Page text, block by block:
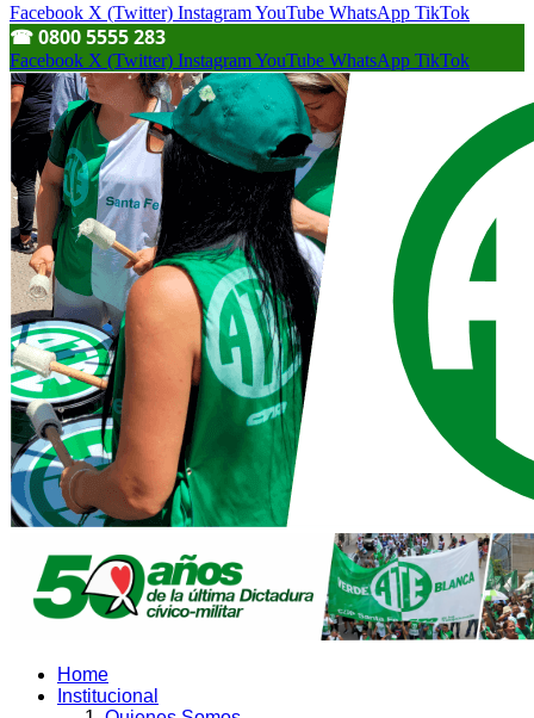
Facebook X (Twitter) InstagramYouTube WhatsApp TikTok
☎︎ 0800 5555 283
Facebook X (Twitter) InstagramYouTube WhatsApp TikTok
Home
Institucional